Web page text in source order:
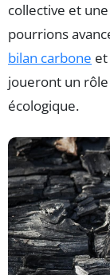
collective et
pourrions
bilan carbone
joueront un
écologique.